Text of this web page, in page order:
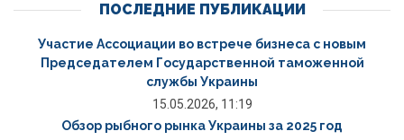
ПОСЛЕДНИЕ ПУБЛИКАЦИИ
Участие Ассоциации во встрече бизнеса с новым
Председателем Государственной таможенной
службы Украины
15.05.2026, 11:19
Обзор рыбного рынка Украины за 2025 год